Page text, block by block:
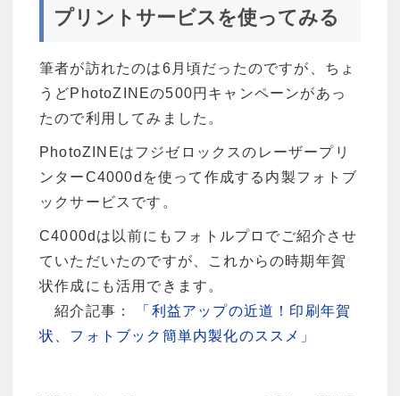
プリントサービスを使ってみる
筆者が訪れたのは6月頃だったのですが、ちょ
うどPhotoZINEの500円キャンペーンがあっ
たので利用してみました。
PhotoZINEはフジゼロックスのレーザープリ
ンターC4000dを使って作成する内製フォトブ
ックサービスです。
C4000dは以前にもフォトルプロでご紹介させ
ていただいたのですが、これからの時期年賀
状作成にも活用できます。
紹介記事：
「利益アップの近道！印刷年賀
状、フォトブック簡単内製化のススメ」